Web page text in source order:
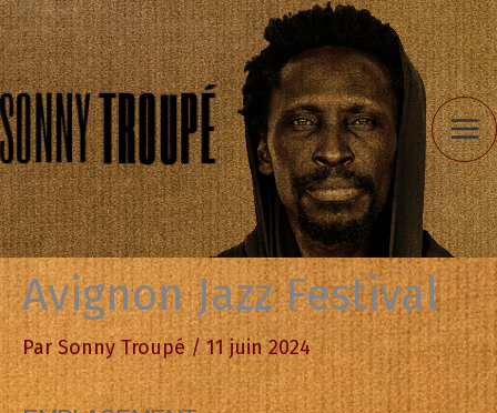
Aller
au
contenu
Avignon Jazz Festival
ParSonny Troupé/11 juin 2024